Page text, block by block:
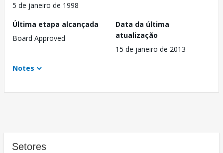
5 de janeiro de 1998
Última etapa alcançada
Board Approved
Data da última
atualização
15 de janeiro de 2013
Notes
Setores